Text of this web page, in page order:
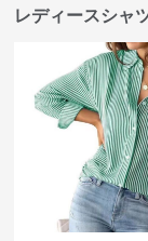
レディースシャ